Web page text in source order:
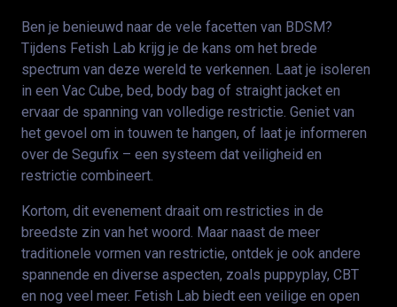
Ben je benieuwd naar de vele facetten van BDSM?
Tijdens Fetish Lab krijg je de kans om het brede
spectrum van deze wereld te verkennen. Laat je isoleren
in een Vac Cube, bed, body bag of straight jacket en
ervaar de spanning van volledige restrictie. Geniet van
het gevoel om in touwen te hangen, of laat je informeren
over de Segufix – een systeem dat veiligheid en
restrictie combineert.
Kortom, dit evenement draait om restricties in de
breedste zin van het woord. Maar naast de meer
traditionele vormen van restrictie, ontdek je ook andere
spannende en diverse aspecten, zoals puppyplay, CBT
en nog veel meer. Fetish Lab biedt een veilige en open